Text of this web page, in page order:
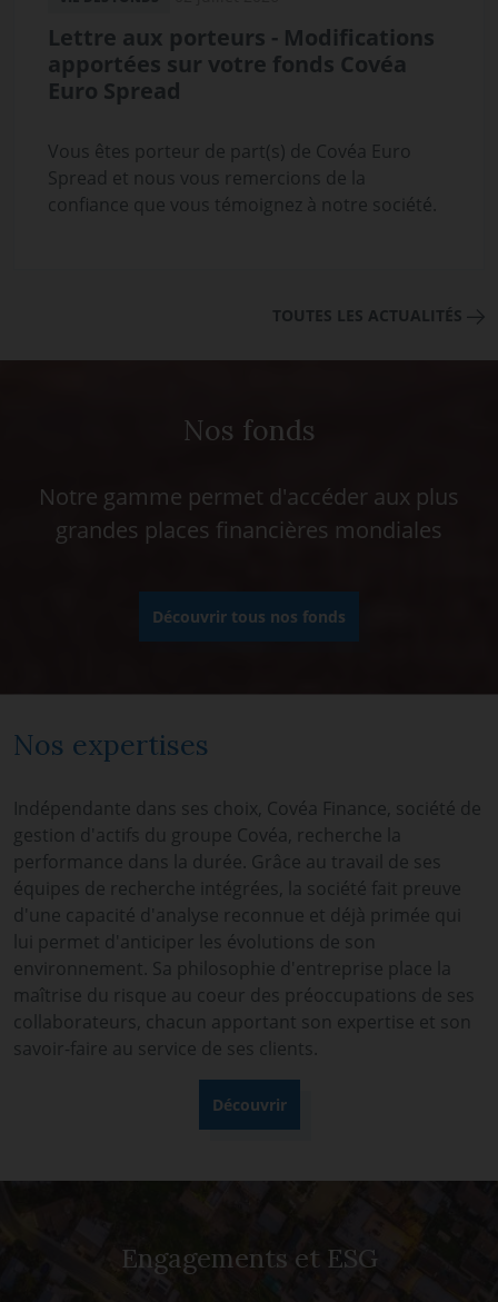
Lettre aux porteurs - Modifications
apportées sur votre fonds Covéa
Euro Spread
Vous êtes porteur de part(s) de Covéa Euro
Spread et nous vous remercions de la
confiance que vous témoignez à notre société.
TOUTES LES ACTUALITÉS
Nos fonds
Notre gamme permet d'accéder aux plus
grandes places financières mondiales
Découvrir tous nos fonds
Nos expertises
Indépendante dans ses choix, Covéa Finance, société de
gestion d'actifs du groupe Covéa, recherche la
performance dans la durée. Grâce au travail de ses
équipes de recherche intégrées, la société fait preuve
d'une capacité d'analyse reconnue et déjà primée qui
lui permet d'anticiper les évolutions de son
environnement. Sa philosophie d'entreprise place la
maîtrise du risque au coeur des préoccupations de ses
collaborateurs, chacun apportant son expertise et son
savoir-faire au service de ses clients.
Découvrir
Engagements et ESG